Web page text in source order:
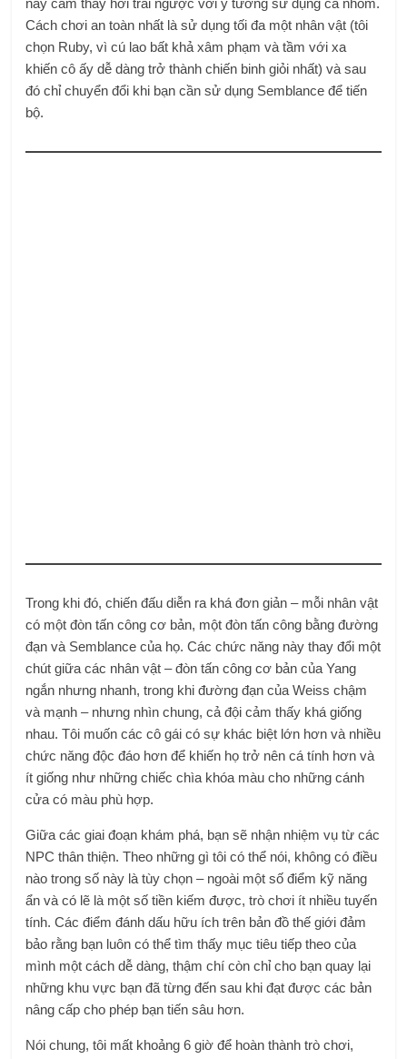
này cảm thấy hơi trái ngược với ý tưởng sử dụng cả nhóm.
Cách chơi an toàn nhất là sử dụng tối đa một nhân vật (tôi
chọn Ruby, vì cú lao bất khả xâm phạm và tầm với xa
khiến cô ấy dễ dàng trở thành chiến binh giỏi nhất) và sau
đó chỉ chuyển đổi khi bạn cần sử dụng Semblance để tiến
bộ.
Trong khi đó, chiến đấu diễn ra khá đơn giản – mỗi nhân vật
có một đòn tấn công cơ bản, một đòn tấn công bằng đường
đạn và Semblance của họ. Các chức năng này thay đổi một
chút giữa các nhân vật – đòn tấn công cơ bản của Yang
ngắn nhưng nhanh, trong khi đường đạn của Weiss chậm
và mạnh – nhưng nhìn chung, cả đội cảm thấy khá giống
nhau. Tôi muốn các cô gái có sự khác biệt lớn hơn và nhiều
chức năng độc đáo hơn để khiến họ trở nên cá tính hơn và
ít giống như những chiếc chìa khóa màu cho những cánh
cửa có màu phù hợp.
Giữa các giai đoạn khám phá, bạn sẽ nhận nhiệm vụ từ các
NPC thân thiện. Theo những gì tôi có thể nói, không có điều
nào trong số này là tùy chọn – ngoài một số điểm kỹ năng
ẩn và có lẽ là một số tiền kiếm được, trò chơi ít nhiều tuyến
tính. Các điểm đánh dấu hữu ích trên bản đồ thế giới đảm
bảo rằng bạn luôn có thể tìm thấy mục tiêu tiếp theo của
mình một cách dễ dàng, thậm chí còn chỉ cho bạn quay lại
những khu vực bạn đã từng đến sau khi đạt được các bản
nâng cấp cho phép bạn tiến sâu hơn.
Nói chung, tôi mất khoảng 6 giờ để hoàn thành trò chơi,